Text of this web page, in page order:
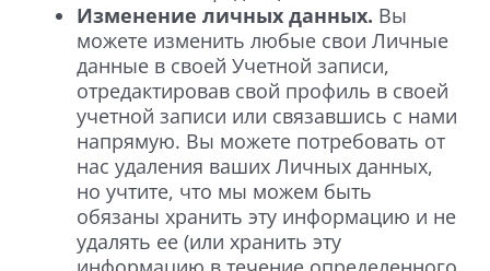
Изменение личных данных. Вы
можете изменить любые свои Личные
данные в своей Учетной записи,
отредактировав свой профиль в своей
учетной записи или связавшись с нами
напрямую. Вы можете потребовать от
нас удаления ваших Личных данных,
но учтите, что мы можем быть
обязаны хранить эту информацию и не
удалять ее (или хранить эту